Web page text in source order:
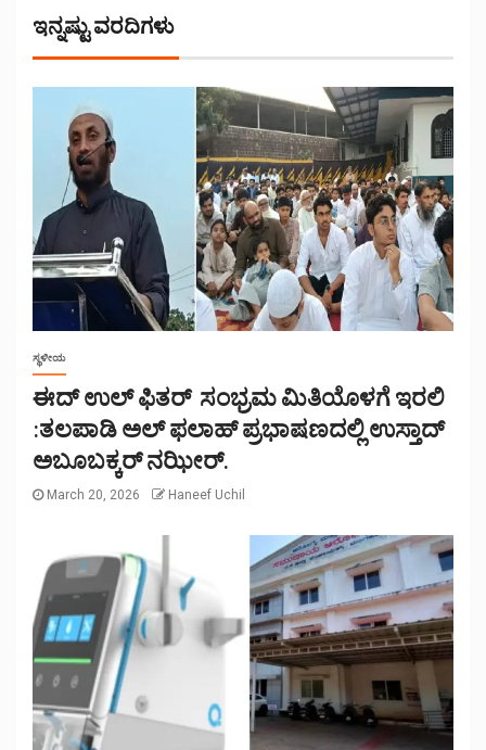
ಇನ್ನಷ್ಟು ವರದಿಗಳು
ಸ್ಥಳೀಯ
ಈದ್ ಉಲ್ ಫಿತರ್ ಸಂಭ್ರಮ ಮಿತಿಯೊಳಗೆ ಇರಲಿ
:ತಲಪಾಡಿ ಅಲ್ ಫಲಾಹ್ ಪ್ರಭಾಷಣದಲ್ಲಿ ಉಸ್ತಾದ್
ಅಬೂಬಕ್ಕರ್ ನಝೀರ್.
March 20, 2026 Haneef Uchil